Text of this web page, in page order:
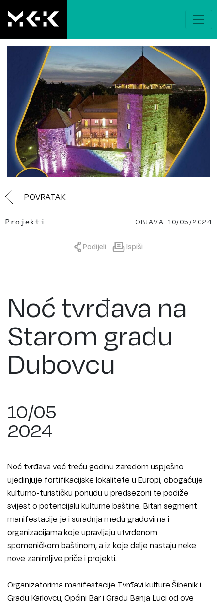
POVRATAK
Projekti OBJAVA: 10/05/2024
Podijeli Ispiši
Noć tvrđava na
Starom gradu
Dubovcu
10/05
2024
Noć tvrđava već treću godinu zaredom uspješno
ujedinjuje fortifikacijske lokalitete u Europi, obogaćuje
kulturno-turističku ponudu u predsezoni te podiže
svijest o potencijalu kulturne baštine. Bitan segment
manifestacije je i suradnja među gradovima i
organizacijama koje upravljaju utvrđenom
spomeničkom baštinom, a iz koje dalje nastaju neke
nove zanimljive priče i projekti.
Organizatorima manifestacije Tvrđavi kulture Šibenik i
Gradu Karlovcu, Općini Bar i Gradu Banja Luci od ove